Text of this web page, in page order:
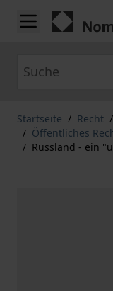
Zum Inhalt springen
Startseite / Recht /
/ Öffentliches
/ Russland - ein